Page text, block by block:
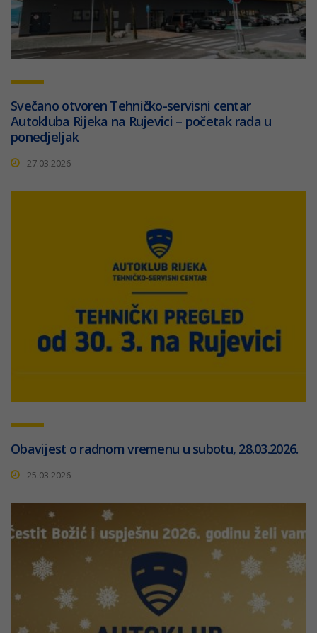
Svečano otvoren Tehničko-servisni centar
Autokluba Rijeka na Rujevici – početak rada u
ponedjeljak
27.03.2026
Obavijest o radnom vremenu u subotu, 28.03.2026.
25.03.2026